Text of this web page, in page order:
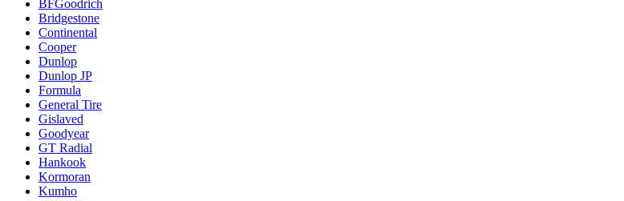
BFGoodrich
Bridgestone
Continental
Cooper
Dunlop
Dunlop JP
Formula
General Tire
Gislaved
Goodyear
GT Radial
Hankook
Kormoran
Kumho